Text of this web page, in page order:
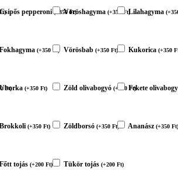
) pepperoni(+350Ft)
Vöröshagyma (+350Ft)Lilahagyma (+
Fokhagyma (+350 Ft) Vörösbab (+350 Ft) Kukorica (+350
Ft) (+350 Ft) Zöld olivabogyó (+350Ft)
Fekete
Brokkoli (+350 Ft) Zöldborsó (+350 Ft) Ananász (+350 Ft)
Főtt tojás (+200 Ft) Tükör tojás (+200 Ft)